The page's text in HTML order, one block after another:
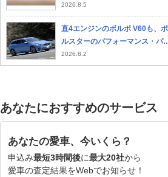
仕様車を導入
2026.8.5
直4エンジンのボルボ V60も、
ルスターのパフォーマンス・パ
ケージでパワーアップ【10年ひと
昔の新車】
2026.8.2
あなたにおすすめのサービス
あなたの愛車、今いくら？
申込み最短3時間後に最大20社から
愛車の査定結果をWebでお知らせ！